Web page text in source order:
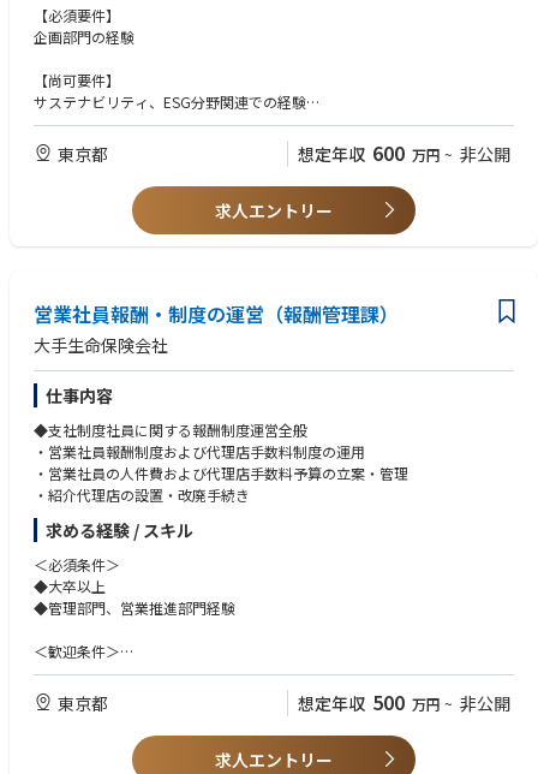
る社内調整等
【必須要件】
企画部門の経験
【尚可要件】
サステナビリティ、ESG分野関連での経験
・金融機関もしくはコンサル会社でのサステナビリティ関連業務経験
・サステナビリティと事業戦略の両経験をお持ちの方
・社会課題に関心の高い方
東京都 想定年収 600 万円 ~ 非公開
求人エントリー
営業社員報酬・制度の運営（報酬管理課）
大手生命保険会社
仕事内容
◆支社制度社員に関する報酬制度運営全般
・営業社員報酬制度および代理店手数料制度の運用
・営業社員の人件費および代理店手数料予算の立案・管理
・紹介代理店の設置・改廃手続き
求める経験 / スキル
＜必須条件＞
◆大卒以上
◆管理部門、営業推進部門経験
＜歓迎条件＞
◆人事経験
◆営業職員や関連部門と円滑なコミュニケーションが行える方
◆複数の報酬制度運営を行ううえで、正確かつ緻密に業務遂行し、タスク
管理がしっかりできる方
◆法令・就業規則・規程をもとに粘り強く調べ、広い視野で物事を考えら
東京都 想定年収 500 万円 ~ 非公開
求人エントリー